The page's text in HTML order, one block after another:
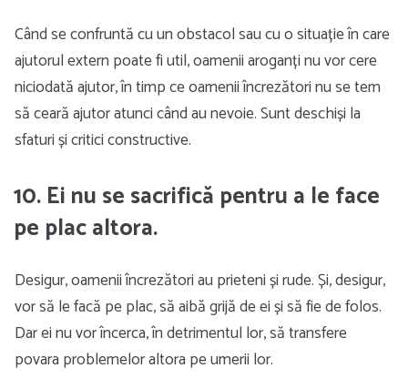
Când se confruntă cu un obstacol sau cu o situație în care
ajutorul extern poate fi util, oamenii aroganți nu vor cere
niciodată ajutor, în timp ce oamenii încrezători nu se tem
să ceară ajutor atunci când au nevoie. Sunt deschiși la
sfaturi și critici constructive.
10. Ei nu se sacrifică pentru a le face
pe plac altora.
Desigur, oamenii încrezători au prieteni și rude. Și, desigur,
vor să le facă pe plac, să aibă grijă de ei și să fie de folos.
Dar ei nu vor încerca, în detrimentul lor, să transfere
povara problemelor altora pe umerii lor.